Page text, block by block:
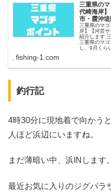
三重県の
代崎海岸
市・霞沖
三重県のマ
岸】【河芸
紹介します
三重県のマ
し、9月くら
fishing-1.com
釣行記
4時30分に現地着で向かう
人ほど浜辺にいますね。
まだ薄暗い中、浜INします。
最近お気に入りのジグパラ